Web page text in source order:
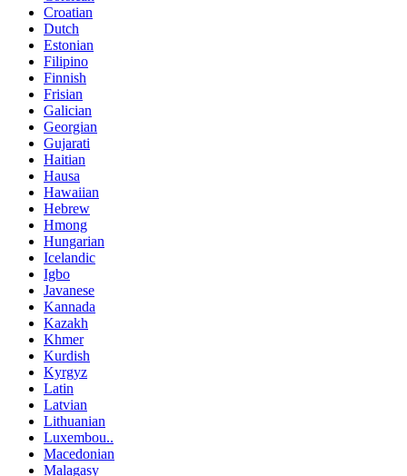
Croatian
Dutch
Estonian
Filipino
Finnish
Frisian
Galician
Georgian
Gujarati
Haitian
Hausa
Hawaiian
Hebrew
Hmong
Hungarian
Icelandic
Igbo
Javanese
Kannada
Kazakh
Khmer
Kurdish
Kyrgyz
Latin
Latvian
Lithuanian
Luxembou..
Macedonian
Malagasy